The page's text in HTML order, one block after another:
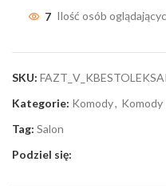
7 Ilość osób
SKU:
Kategorie: Komody, Komody
Tag: Salon
Podziel się: